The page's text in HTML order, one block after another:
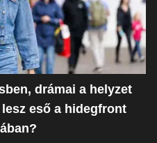
drámai a helyzet
eső a hidegfront